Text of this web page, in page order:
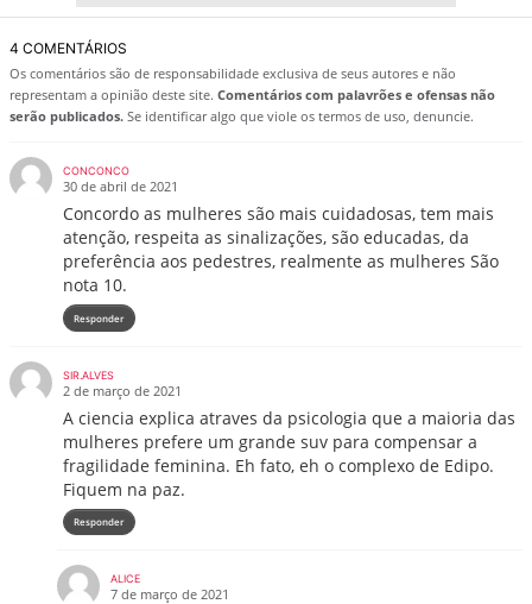
4 COMENTÁRIOS
Os comentários são de responsabilidade exclusiva de seus autores e não
representam a opinião deste site. Comentários com palavrões e ofensas não
serão publicados. Se identificar algo que viole os termos de uso, denuncie.
CONCONCO
30 de abril de 2021
Concordo as mulheres são mais cuidadosas, tem mais
atenção, respeita as sinalizações, são educadas, da
preferência aos pedestres, realmente as mulheres São
nota 10.
Responder
SIR.ALVES
2 de março de 2021
A ciencia explica atraves da psicologia que a maioria das
mulheres prefere um grande suv para compensar a
fragilidade feminina. Eh fato, eh o complexo de Edipo.
Fiquem na paz.
Responder
ALICE
7 de março de 2021